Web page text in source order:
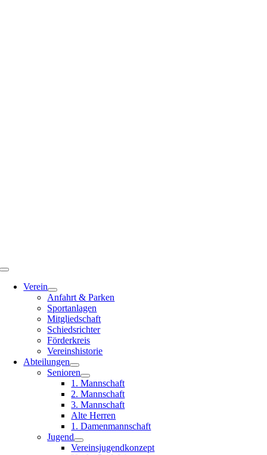
Toggle
NavigationVerein
Anfahrt & Parken
Sportanlagen
Mitgliedschaft
Schiedsrichter
Förderkreis
Vereinshistorie
Abteilungen
Senioren
1. Mannschaft
2. Mannschaft
3. Mannschaft
Alte Herren
1. Damenmannschaft
Jugend
Vereinsjugendkonzept